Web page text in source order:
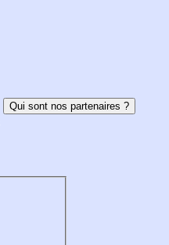
Qui sont nos partenaires ?